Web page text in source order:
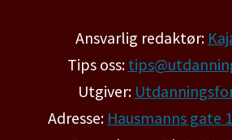
Ansvarlig redaktør:
Tips oss:
Utgiver:
Adresse: Hausmanns gate